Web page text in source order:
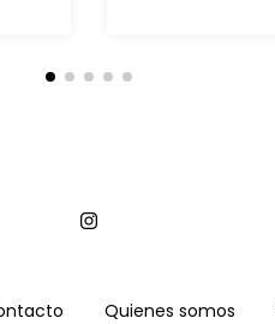
Quienes somos